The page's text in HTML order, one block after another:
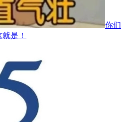
你们
是！